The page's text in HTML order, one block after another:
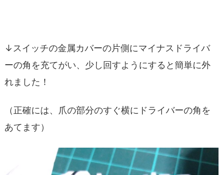
↓スイッチの金属カバーの片側にマイナスドライバ
ーの角を充てがい、少し回すようにすると簡単に外
れました！
（正確には、爪の部分のすぐ横にドライバーの角を
あてます）